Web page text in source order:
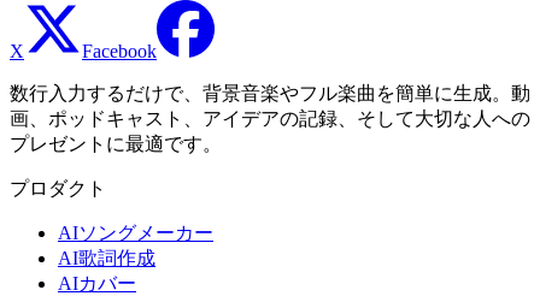
X Facebook
数行入力するだけで、背景音楽やフル楽曲を簡単に生成。動
画、ポッドキャスト、アイデアの記録、そして大切な人への
プレゼントに最適です。
プロダクト
AIソングメーカー
AI歌詞作成
AIカバー